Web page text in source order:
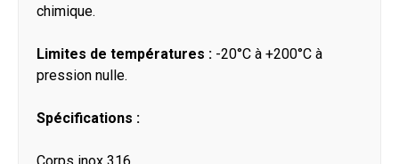
chimique.
Limites de températures : -20°C à +200°C à
pression nulle.
Spécifications :